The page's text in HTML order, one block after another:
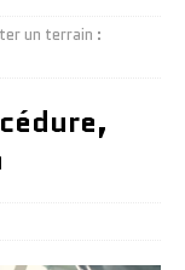
un terrain :